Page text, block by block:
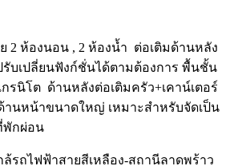
2 ห้องนอน , 2 ห้องน้ำ ต่อเติมด้านหลัง
บเปลี่ยนฟังก์ชั่นได้ตามต้องการ พื้นชั้น
กรนิโต ด้านหลังต่อเติมครัว+เคาน์เตอร์
านหน้าขนาดใหญ่ เหมาะสำหรับจัดเป็น
พักผ่อน
ล้รถไฟฟ้าสายสีเหลือง-สถานีลาดพร้าว